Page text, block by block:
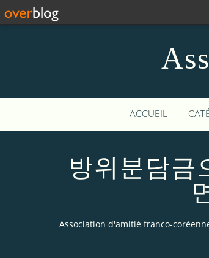
ACCUEIL
방위분담금
Association d'amitié franco-